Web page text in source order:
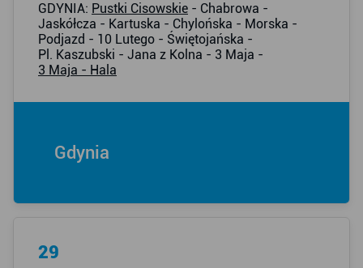
GDYNIA: Pustki Cisowskie - Chabrowa -
Jaskółcza - Kartuska - Chylońska - Morska -
Podjazd - 10 Lutego - Świętojańska -
Pl. Kaszubski - Jana z Kolna - 3 Maja -
3 Maja - Hala
Gdynia
29